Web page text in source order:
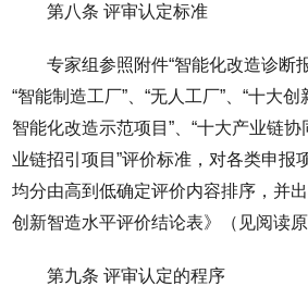
第八条 评审认定标准
专家组参照附件“智能化改造诊断
“智能制造工厂”、“无人工厂”、“十大
智能化改造示范项目”、“十大产业链协
业链招引项目”评价标准，对各类申报
均分由高到低确定评价内容排序，并
创新智造水平评价结论表》（见阅读原
第九条 评审认定的程序